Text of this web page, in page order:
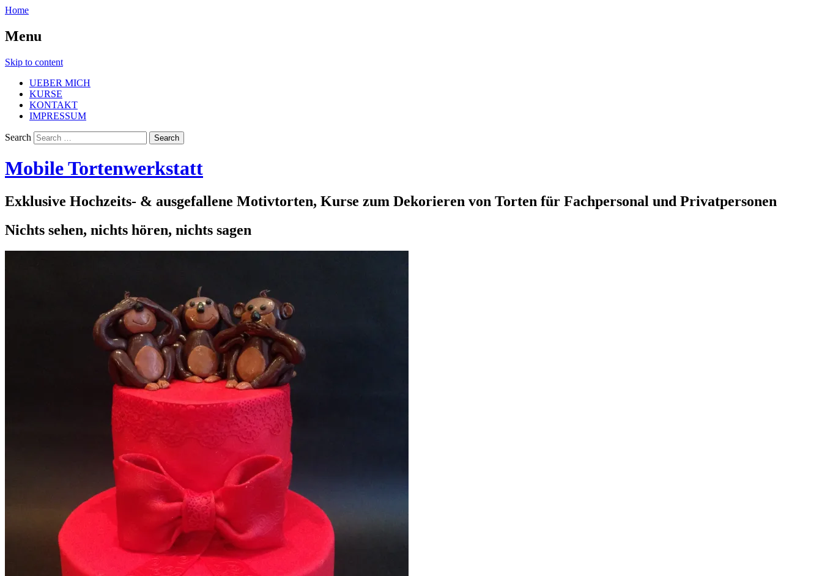
Home
Menu
Skip to content
UEBER MICH
KURSE
KONTAKT
IMPRESSUM
Search
Mobile Tortenwerkstatt
Exklusive Hochzeits- & ausgefallene Motivtorten, Kurse zum Dekorieren von Torten für Fachpersonal und Privatpersonen
Nichts sehen, nichts hören, nichts sagen